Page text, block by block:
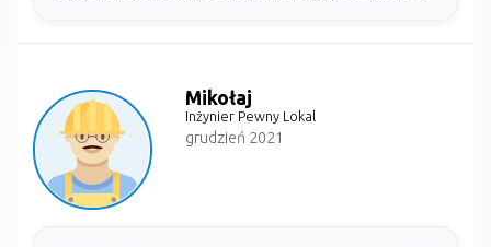
Mikołaj
Inżynier Pewny Lokal
grudzień 2021